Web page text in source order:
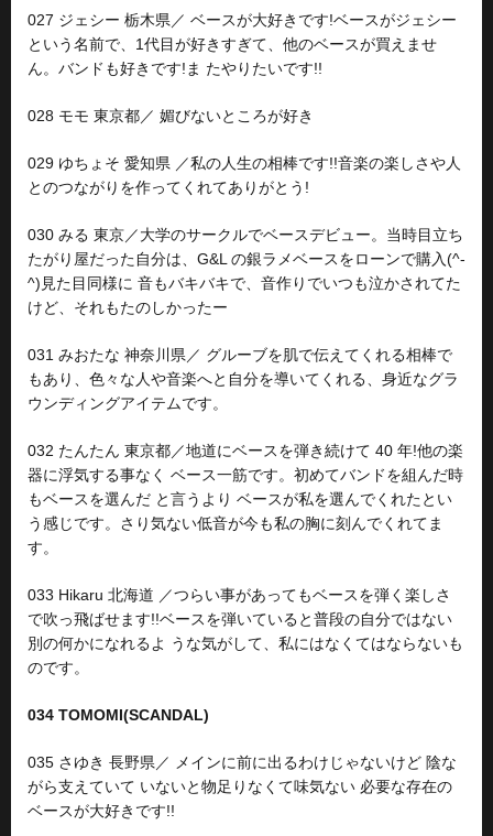
027 ジェシー 栃木県／ ベースが大好きです!ベースがジェシー
という名前で、1代目が好きすぎて、他のベースが買えませ
ん。バンドも好きです!ま たやりたいです!!
028 モモ 東京都／ 媚びないところが好き
029 ゆちょそ 愛知県 ／私の人生の相棒です!!音楽の楽しさや人
とのつながりを作ってくれてありがとう!
030 みる 東京／大学のサークルでベースデビュー。当時目立ち
たがり屋だった自分は、G&L の銀ラメベースをローンで購入(^-
^)見た目同様に 音もバキバキで、音作りでいつも泣かされてた
けど、それもたのしかったー
031 みおたな 神奈川県／ グルーブを肌で伝えてくれる相棒で
もあり、色々な人や音楽へと自分を導いてくれる、身近なグラ
ウンディングアイテムです。
032 たんたん 東京都／地道にベースを弾き続けて 40 年!他の楽
器に浮気する事なく ベース一筋です。初めてバンドを組んだ時
もベースを選んだ と言うより ベースが私を選んでくれたとい
う感じです。さり気ない低音が今も私の胸に刻んでくれてま
す。
033 Hikaru 北海道 ／つらい事があってもベースを弾く楽しさ
で吹っ飛ばせます!!ベースを弾いていると普段の自分ではない
別の何かになれるよ うな気がして、私にはなくてはならないも
のです。
034 TOMOMI(SCANDAL)
035 さゆき 長野県／ メインに前に出るわけじゃないけど 陰な
がら支えていて いないと物足りなくて味気ない 必要な存在の
ベースが大好きです!!